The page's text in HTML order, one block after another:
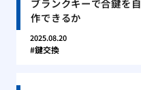
ブランクキーで合鍵を自
作できるか
2025.08.20
鍵交換